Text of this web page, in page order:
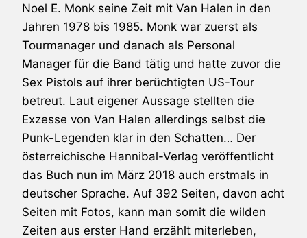
Noel E. Monk seine Zeit mit Van Halen in den
Jahren 1978 bis 1985. Monk war zuerst als
Tourmanager und danach als Personal
Manager für die Band tätig und hatte zuvor die
Sex Pistols auf ihrer berüchtigten US-Tour
betreut. Laut eigener Aussage stellten die
Exzesse von Van Halen allerdings selbst die
Punk-Legenden klar in den Schatten… Der
österreichische Hannibal-Verlag veröffentlicht
das Buch nun im März 2018 auch erstmals in
deutscher Sprache. Auf 392 Seiten, davon acht
Seiten mit Fotos, kann man somit die wilden
Zeiten aus erster Hand erzählt miterleben,